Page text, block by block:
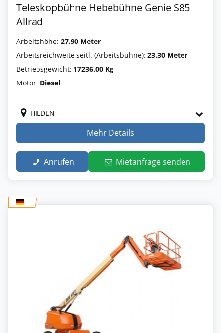
Teleskopbühne Hebebühne Genie S85
Allrad
Arbeitshöhe: 27.90 Meter
Arbeitsreichweite seitl. (Arbeitsbühne): 23.30 Meter
Betriebsgewicht: 17236.00 Kg
Motor: Diesel
HILDEN
Mehr Details
Anrufen Mietanfrage senden